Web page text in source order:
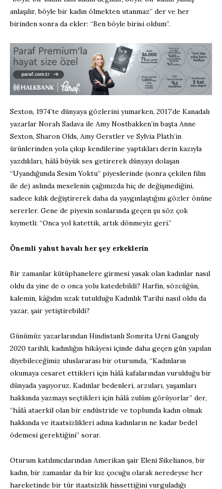
anlaşılır, böyle bir kadın ölmekten utanmaz” der ve her
birinden sonra da ekler: “Ben böyle birisi oldum”.
Sexton, 1974’te dünyaya gözlerini yumarken, 2017’de Kanadalı
yazarlar Norah Sadava ile Amy Nostbakken’in başta Anne
Sexton, Sharon Olds, Amy Gerstler ve Sylvia Plath’in
ürünlerinden yola çıkıp kendilerine yaptıkları derin kazıyla
yazdıkları, hâlâ büyük ses getirerek dünyayı dolaşan
“Uyandığımda Sesim Yoktu” piyeslerinde (sonra çekilen film
ile de) aslında meselenin çağımızda hiç de değişmediğini,
sadece kılık değiştirerek daha da yaygınlaştığını gözler önüne
sererler. Gene de piyesin sonlarında geçen şu söz çok
kıymetli: “Onca yol katettik, artık dönmeyiz geri.”
Önemli yahut havalı her şey erkeklerin
Bir zamanlar kütüphanelere girmesi yasak olan kadınlar nasıl
oldu da yine de o onca yolu katedebildi? Harfin, sözcüğün,
kalemin, kâğıdın uzak tutulduğu Kadınlık Tarihi nasıl oldu da
yazar, şair yetiştirebildi?
Günümüz yazarlarından Hindistanlı Somrita Urni Ganguly
2020 tarihli, kadınlığın hikâyesi içinde daha geçen gün yapılan
diyebileceğimiz uluslararası bir oturumda, “Kadınların
okumaya cesaret ettikleri için hâlâ kafalarından vurulduğu bir
dünyada yaşıyoruz. Kadınlar bedenleri, arzuları, yaşamları
hakkında yazmayı seçtikleri için hâlâ zulüm görüyorlar” der,
“hâlâ ataerkil olan bir endüstride ve toplumda kadın olmak
hakkında ve itaatsizlikleri adına kadınların ne kadar bedel
ödemesi gerektiğini” sorar.
Oturum katılımcılarından Amerikan şair Eleni Sikelianos, bir
kadın, bir zamanlar da bir kız çocuğu olarak neredeyse her
hareketinde bir tür itaatsizlik hissettiğini vurguladığı